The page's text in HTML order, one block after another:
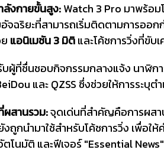
งกายขั้นสูง:Watch 3 Pro มาพร้อม
จฉริยะที่สามารถเริ่มติดตามการออ
แอนิเมชัน 3 มิติและโค้ชการวิ่งที่ขับ
บผู้ที่ชื่นชอบกิจกรรมกลางแจ้ง นาฬิก
และ QZSS ซึ่งช่วยให้การระ
ผสานรวม:จุดเด่นที่สำคัญคือการผสา
ถูกนำมาใช้สำหรับโค้ชการวิ่ง เพื่อ
โนมัติ และฟีเจอร์ "Essential